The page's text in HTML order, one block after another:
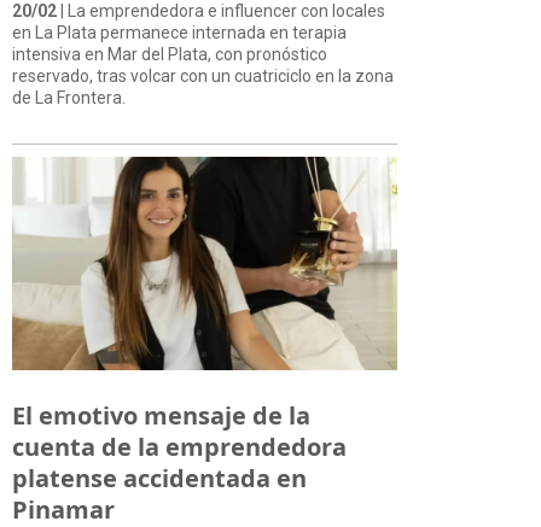
20/02 | La emprendedora e influencer con locales
en La Plata permanece internada en terapia
intensiva en Mar del Plata, con pronóstico
reservado, tras volcar con un cuatriciclo en la zona
de La Frontera.
El emotivo mensaje de la
cuenta de la emprendedora
platense accidentada en
Pinamar